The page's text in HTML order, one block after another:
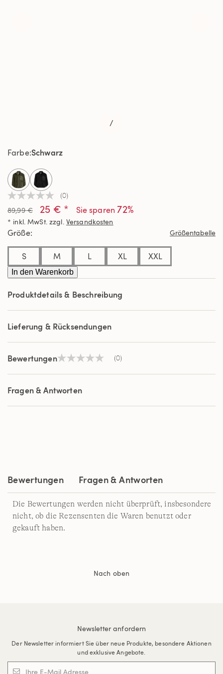
/
Kein
Beurteilungswert
Link
auf
derselben
(0)
89,99 € 25 € * Sie sparen 72%
* inkl. MwSt. zzgl. Versandkosten
Farbe Schwarz
selected
Größe Größentabelle
S M L XL XXL
In den Warenkorb
Produktdetails & Beschreibung
Lieferung & Rücksendungen
BewertungenKein
Link
derselben
(0)
Fragen & Antworten
Bewertungen Fragen & Antworten
Die Bewertungen werden nicht überprüft, insbesondere
nicht, ob die Rezensenten die Waren benutzt oder
gekauft haben.
Nach oben
Newsletter anfordern
Der Newsletter informiert Sie über neue Produkte, besondere Aktionen
und exklusive Angebote.